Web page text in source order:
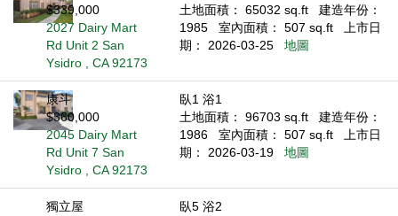
$339,000
2027 Dairy Mart
Rd Unit 2 San
Ysidro , CA 92173
土地面積： 65032 sq.ft
建造年份：
1985
室內面積： 507 sq.ft
上市日
期： 2026-03-25
地圖
康斗
$360,000
2045 Dairy Mart
Rd Unit 7 San
Ysidro , CA 92173
臥1 浴1
土地面積： 96703 sq.ft
建造年份：
1986
室內面積： 507 sq.ft
上市日
期： 2026-03-19
地圖
獨立屋
臥5 浴2